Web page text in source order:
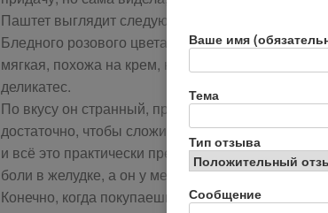
Паштет выглядит следующим образом:
Бледного розового цвета, белые пятна это тот
мягкая, похожа на крем, как-будто он сделан не
деликатес.
По вкусу он странный, правда я съела всего
достаточно, чтобы сложить своё мнение. Я
и всё это практически пресное. Единственный
боли в желудке, а он у меня достаточно
Конечно, когда покупаешь товар от ТМ с
Ваше имя
Тема
Тип отзыва
Сообщение